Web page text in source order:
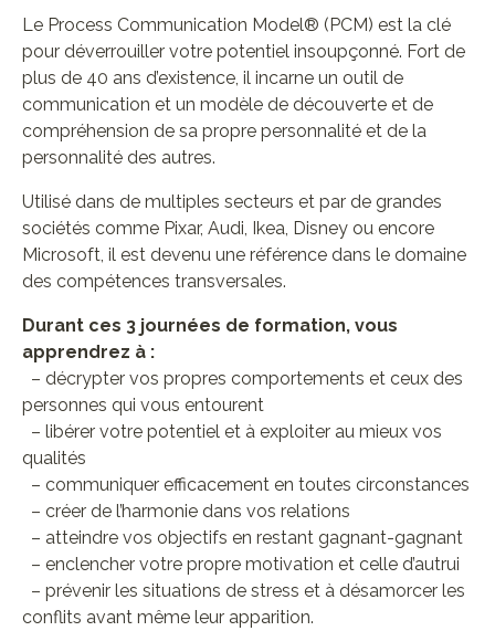
Le Process Communication Model® (PCM) est la clé
pour déverrouiller votre potentiel insoupçonné. Fort de
plus de 40 ans d’existence, il incarne un outil de
communication et un modèle de découverte et de
compréhension de sa propre personnalité et de la
personnalité des autres.
Utilisé dans de multiples secteurs et par de grandes
sociétés comme Pixar, Audi, Ikea, Disney ou encore
Microsoft, il est devenu une référence dans le domaine
des compétences transversales.
Durant ces 3 journées de formation, vous
apprendrez à : ​
– décrypter vos propres comportements et ceux des
personnes qui vous entourent
– libérer votre potentiel et à exploiter au mieux vos
qualités
– communiquer efficacement en toutes circonstances
– créer de l’harmonie dans vos relations
– atteindre vos objectifs en restant gagnant-gagnant
– enclencher votre propre motivation et celle d’autrui
– prévenir les situations de stress et à désamorcer les
conflits avant même leur apparition.